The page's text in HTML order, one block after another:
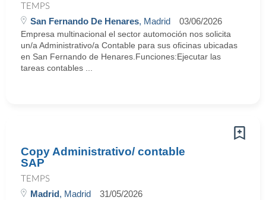
TEMPS
San Fernando De Henares, Madrid 03/06/2026
Empresa multinacional el sector automoción nos solicita
un/a Administrativo/a Contable para sus oficinas ubicadas
en San Fernando de Henares.Funciones:Ejecutar las
tareas contables ...
Copy Administrativo/ contable
SAP
TEMPS
Madrid, Madrid 31/05/2026